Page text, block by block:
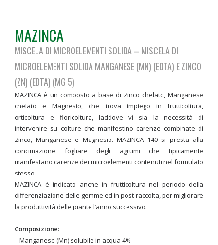
MAZINCA
MISCELA DI MICROELEMENTI SOLIDA – MISCELA DI
MICROELEMENTI SOLIDA MANGANESE (MN) (EDTA) E ZINCO
(ZN) (EDTA) (MG 5)
MAZINCA è un composto a base di Zinco chelato, Manganese
chelato e Magnesio, che trova impiego in frutticoltura,
orticoltura e floricoltura, laddove vi sia la necessità di
intervenire su colture che manifestino carenze combinate di
Zinco, Manganese e Magnesio. MAZINCA 140 si presta alla
concimazione fogliare degli agrumi che tipicamente
manifestano carenze dei microelementi contenuti nel formulato
stesso.
MAZINCA è indicato anche in frutticoltura nel periodo della
differenziazione delle gemme ed in post-raccolta, per migliorare
la produttività delle piante l’anno successivo.
Composizione:
– Manganese (Mn) solubile in acqua 4%